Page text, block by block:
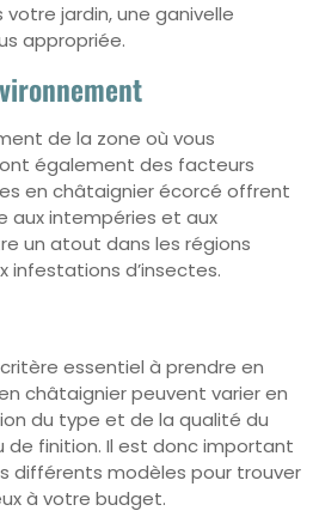
jardin, une ganivelle
appropriée.
de la zone où vous
également des facteurs
en châtaignier écorcé offrent
aux intempéries et aux
un atout dans les régions
infestations d’insectes.
essentiel à prendre en
châtaignier peuvent varier en
du type et de la qualité du
de finition. Il est donc important
différents modèles pour trouver
à votre budget.